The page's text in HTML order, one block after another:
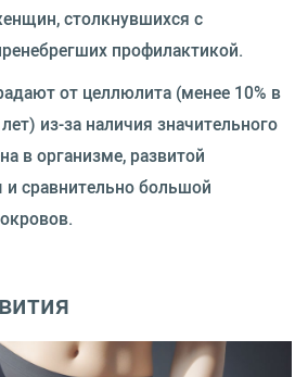
столкнувшихся с
профилактикой.
от целлюлита (менее 10% в
из-за наличия значительного
в организме, развитой
сравнительно большой